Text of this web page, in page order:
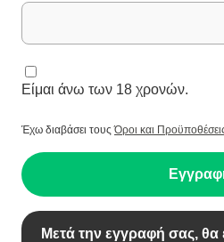
Είμαι άνω των 18 χρονών.
Έχω διαβάσει τουςΌροι και
Μετά την εγγραφή σας, θα